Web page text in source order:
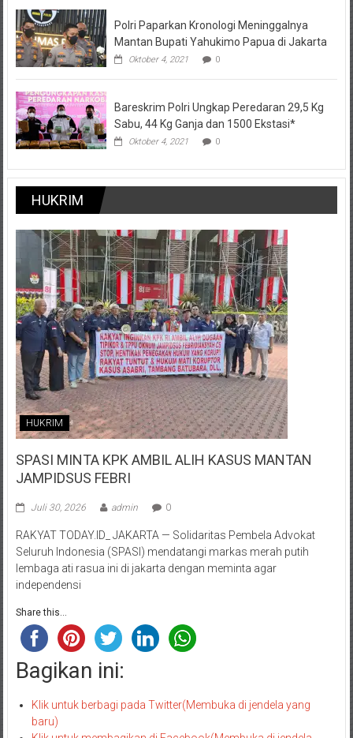
Polri Paparkan Kronologi Meninggalnya
Mantan Bupati Yahukimo Papua di Jakarta
Oktober 4, 2021 0
Bareskrim Polri Ungkap Peredaran 29,5 Kg
Sabu, 44 Kg Ganja dan 1500 Ekstasi*
Oktober 4, 2021 0
HUKRIM
HUKRIM
SPASI MINTA KPK AMBIL ALIH KASUS MANTAN
JAMPIDSUS FEBRI
Juli 30, 2026 admin 0
RAKYAT TODAY.ID_ JAKARTA — Solidaritas Pembela Advokat
Seluruh Indonesia (SPASI) mendatangi markas merah putih
lembaga ati rasua ini di jakarta dengan meminta agar
independensi
Share this...
Bagikan ini:
Klik untuk berbagi pada Twitter(Membuka di jendela yang
baru)